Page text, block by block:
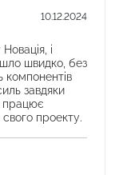
10.12.2024
і
швидко, без
компонентів
завдяки
працює
проекту.